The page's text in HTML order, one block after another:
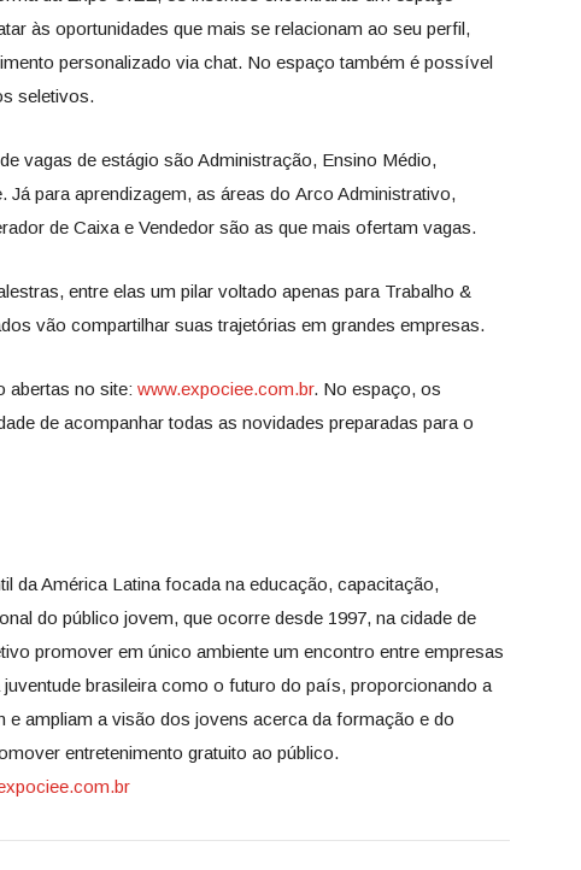
às oportunidades que mais se relacionam ao seu perfil,
personalizado via chat. No espaço também é possível
seletivos.
vagas de estágio são Administração, Ensino Médio,
Já para aprendizagem, as áreas do Arco Administrativo,
de Caixa e Vendedor são as que mais ofertam vagas.
entre elas um pilar voltado apenas para Trabalho &
vão compartilhar suas trajetórias em grandes empresas.
abertas no site: www.expociee.com.br. No espaço, os
de acompanhar todas as novidades preparadas para o
da América Latina focada na educação, capacitação,
do público jovem, que ocorre desde 1997, na cidade de
promover em único ambiente um encontro entre empresas
brasileira como o futuro do país, proporcionando a
e ampliam a visão dos jovens acerca da formação e do
entretenimento gratuito ao público.